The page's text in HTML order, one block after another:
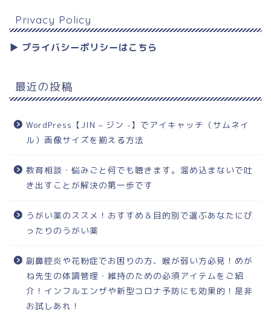
Privacy Policy
▶︎ プライバシーポリシーはこちら
最近の投稿
WordPress【JIN – ジン -】でアイキャッチ（サムネイ
ル）画像サイズを揃える方法
教育相談・悩みごと何でも聴きます。溜め込まないで吐
き出すことが解決の第一歩です
うがい薬のススメ！おすすめ＆目的別で選ぶあなたにぴ
ったりのうがい薬
副鼻腔炎や花粉症でお困りの方、喉が弱い方必見！めが
ね先生の体調管理・維持のための必須アイテムをご紹
介！インフルエンザや新型コロナ予防にも効果的！是非
お試しあれ！